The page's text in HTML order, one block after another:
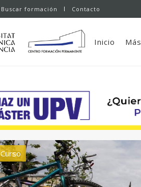
Buscar formación Contacto
Inicio
Curso